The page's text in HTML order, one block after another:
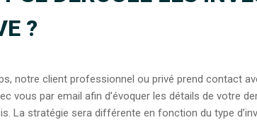
?
notre client professionnel ou privé prend contact
vous par email afin d’évoquer les détails de votre
La stratégie sera différente en fonction du type